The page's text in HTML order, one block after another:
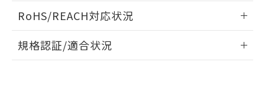
ドすることができます。
ログイン/会員登録
RoHS/REACH対応状況
EU RoHS 注意事項・凡例
規格認証/適合状況